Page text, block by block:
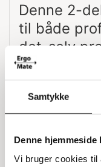
Samtykke
Denne
Vi bruger cookies til
Denne 2-
til både
det-selv
længde på
bruges
sikkerhed,
længden